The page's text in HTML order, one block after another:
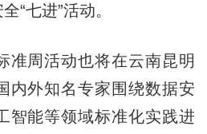
“七进”活动。
周活动也将在云南昆明
内外知名专家围绕数据安
智能等领域标准化实践进